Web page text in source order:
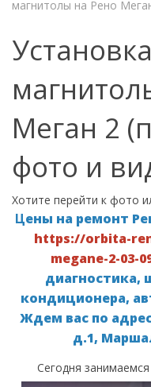
магнитолы на Рено
Меган 2
фото и
Хотите перейти к фото
Цены на ремонт
https://orbita-
megane-2-03-
диагностика,
кондиционера,
Ждем вас по
д.1,
Сегодня